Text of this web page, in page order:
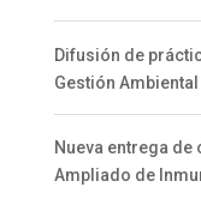
Difusión de
Gestión Ambiental
Nueva entrega
Ampliado de